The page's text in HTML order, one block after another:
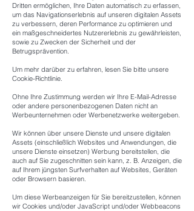
Dritten ermöglichen, Ihre Daten automatisch zu erfassen,
um das Navigationserlebnis auf unseren digitalen Assets
zu verbessern, deren Performance zu optimieren und
ein maßgeschneidertes Nutzererlebnis zu gewährleisten,
sowie zu Zwecken der Sicherheit und der
Betrugsprävention.
Um mehr darüber zu erfahren, lesen Sie bitte unsere
Cookie-Richtlinie.
Ohne Ihre Zustimmung werden wir Ihre E-Mail-Adresse
oder andere personenbezogenen Daten nicht an
Werbeunternehmen oder Werbenetzwerke weitergeben.
Wir können über unsere Dienste und unsere digitalen
Assets (einschließlich Websites und Anwendungen, die
unsere Dienste einsetzen) Werbung bereitstellen, die
auch auf Sie zugeschnitten sein kann, z. B. Anzeigen, die
auf Ihrem jüngsten Surfverhalten auf Websites, Geräten
oder Browsern basieren.
Um diese Werbeanzeigen für Sie bereitzustellen, können
wir Cookies und/oder JavaScript und/oder Webbeacons